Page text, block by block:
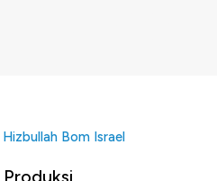
Bom Israel